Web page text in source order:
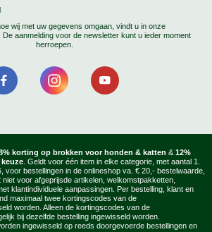
wij met uw gegevens omgaan, vindt u in onze
De aanmelding voor de newsletter kunt u ieder moment
herroepen.
korting op brokken voor honden & katten & 12%
. Geldt voor één item in elke categorie, met aantal 1.
voor bestellingen in de onlineshop va. € 20,- bestelwaarde,
voor afgeprijsde artikelen, welkomstpakketten,
klantindividuele aanpassingen. Per bestelling, klant en
maximaal twee kortingscodes van de
worden. Alleen de kortingscodes van de
bij dezelfde bestelling ingewisseld worden.
ingewisseld op reeds doorgevoerde bestellingen en